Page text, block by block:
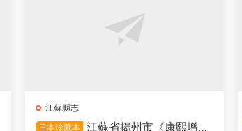
江蘇縣志
日本珍藏本 江蘇省揚州市《康熙增修